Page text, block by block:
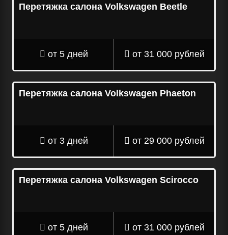
Перетяжка салона Volkswagen Beetle
от 5 дней от 31 000 рублей
Перетяжка салона Volkswagen Phaeton
от 3 дней от 29 000 рублей
Перетяжка салона Volkswagen Scirocco
от 5 дней от 31 000 рублей